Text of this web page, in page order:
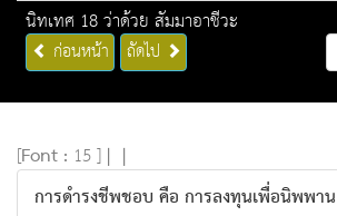
นิทเทศ 18 ว่าด้วย สัมมาอาชีวะ
ก่อนหน้า ถัดไป
[Font : 15 ] | |
การดำรงชีพชอบ คือ การลงทุนเพื่อนิพพาน